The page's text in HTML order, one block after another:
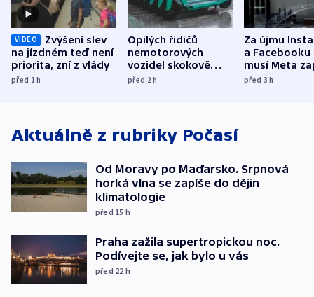
VIDEO
Zvýšení slev
na jízdném teď není
priorita, zní z vlády
před 1h
Opilých řidičů
nemotorových
vozidel skokově
přibylo, nejvíc ve
před 2h
Za újmu
a
musí Meta
půl miliardy
před 3h
Aktuálně z rubriky Počasí
Od Moravy po Maďarsko. Srpnová
horká vlna se zapíše do dějin
klimatologie
před 15 h
Praha zažila supertropickou noc.
Podívejte se, jak bylo u vás
před 22 h